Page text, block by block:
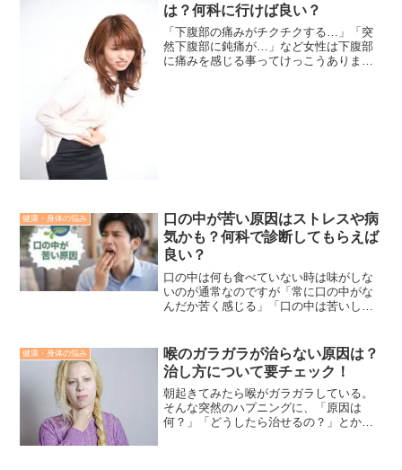
は？何科に行けば良い？
「下腹部の痛みがチクチクする…」「突
然下腹部に鈍痛が…」など女性は下腹部
に痛みを感じる事ってけっこうあります
健康・身体の悩み
口の中が苦い原因はストレスや病
気かも？何科で診断してもらえば
良い？
口の中は何も食べていない時は味がしな
いのが通常なのですが「常に口の中がな
んだか苦く感じる」「口の中は苦いしな
いる可能性もあります。口の中が苦い原
因や病気の場合何かで診断...
健康・身体の悩み
喉のガラガラが治らない原因は？
治し方について要チェック！
朝起きてみたら喉がガラガラしている。
そんな突然のハプニングに、「原因は
何？」「どうしたら治せるの？」とかな